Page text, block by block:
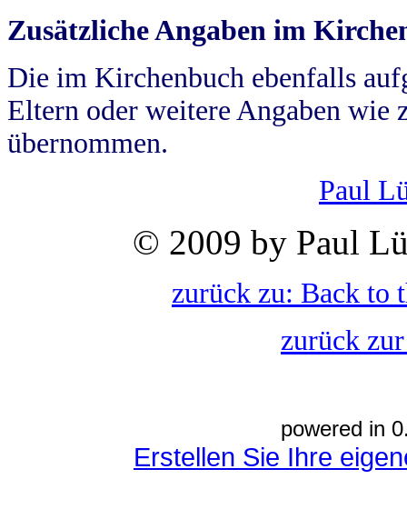
Zusätzliche Angaben im
Die im Kirchenbuch ebenfalls
Eltern oder weitere Angaben wie
übernommen.
Paul
© 2009 by Paul
zurück zu: Back to
zurück
powered in
Erstellen Sie Ihre